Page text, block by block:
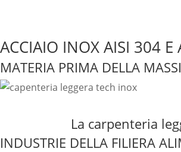
ACCIAIO INOX AISI 304 E
MATERIA PRIMA DELLA
La carpenteria
INDUSTRIE DELLA FILIERA